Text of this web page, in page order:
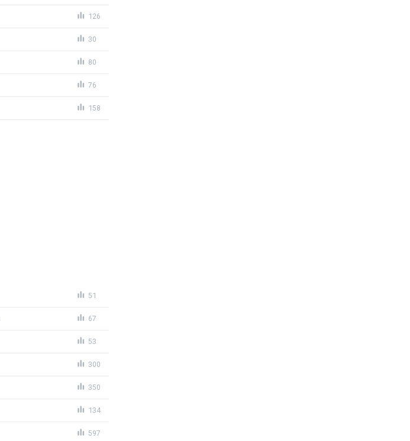
126
30
80
76
158
51
67
53
300
350
134
597